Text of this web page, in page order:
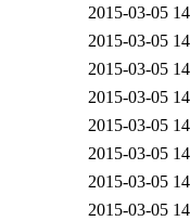
2015-03-05
2015-03-05
2015-03-05
2015-03-05
2015-03-05
2015-03-05
2015-03-05
2015-03-05